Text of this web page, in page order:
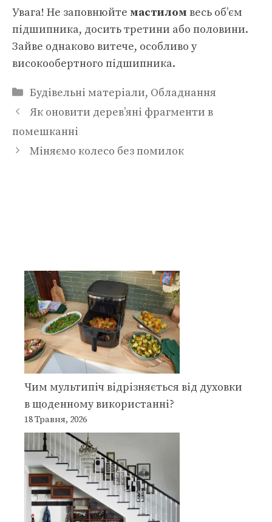
Увага! Не заповнюйте мастилом весь об’єм
підшипника, досить третини або половини.
Зайве однаково витече, особливо у
високообертного підшипника.
Категорії
Будівельні матеріали, Обладнання
Як оновити дерев’яні фрагменти в
помешканні
Міняємо колесо без помилок
Чим мультипіч відрізняється від духовки
в щоденному використанні?
18 Травня, 2026